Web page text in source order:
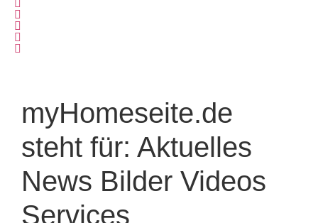
myHomeseite.de
steht für: Aktuelles
News Bilder Videos
Services